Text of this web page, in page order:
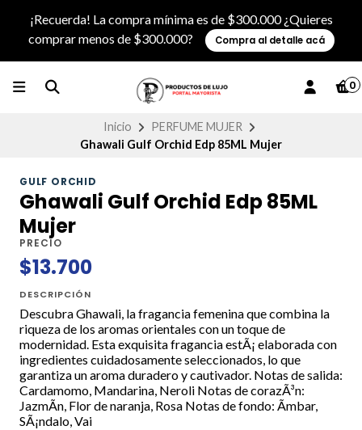
¡Recuerda! La compra mínima es de $300.000 ¿Quieres
comprar menos de $300.000?
Compra al detalle acá
0
Inicio
PERFUME MUJER
Ghawali Gulf Orchid Edp 85ML Mujer
GULF ORCHID
Ghawali Gulf Orchid Edp 85ML
Mujer
PRECIO
$13.700
DESCRIPCIÓN
Descubra Ghawali, la fragancia femenina que combina la
riqueza de los aromas orientales con un toque de
modernidad. Esta exquisita fragancia estÃ¡ elaborada con
ingredientes cuidadosamente seleccionados, lo que
garantiza un aroma duradero y cautivador. Notas de salida:
Cardamomo, Mandarina, Neroli Notas de corazÃ³n:
JazmÃ­n, Flor de naranja, Rosa Notas de fondo: Ãmbar,
SÃ¡ndalo, Vai